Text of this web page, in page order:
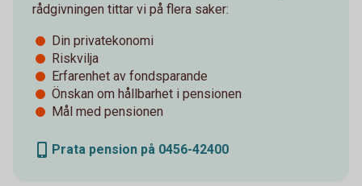
rådgivningen tittar vi på flera saker:
Din privatekonomi
Riskvilja
Erfarenhet av fondsparande
Önskan om hållbarhet i pensionen
Mål med pensionen
Prata pension på 0456-42400